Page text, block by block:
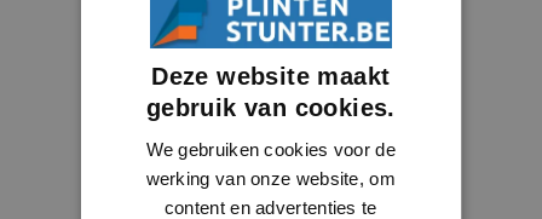
Deze website maakt
gebruik van cookies.
We gebruiken cookies voor de
werking van onze website, om
content en advertenties te